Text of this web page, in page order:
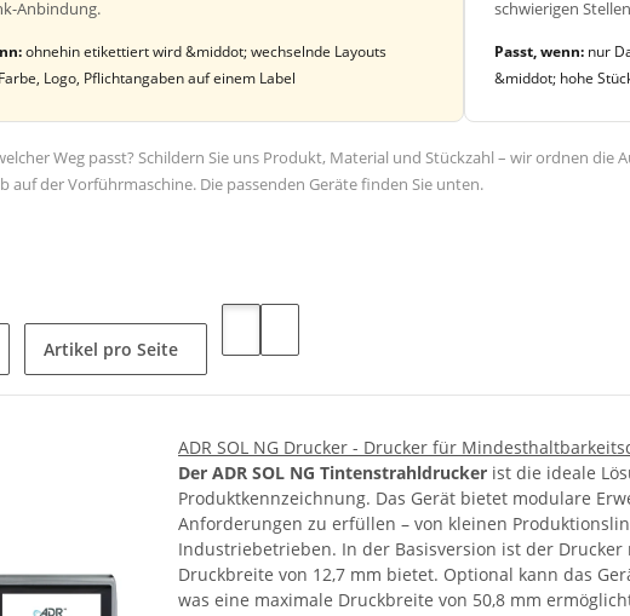
Anbindung.
ohnehin etikettiert wird &middot; wechselnde Layouts
Logo, Pflichtangaben auf einem Label
schwierigen
Passt, wenn: nur
&middot; hohe
Weg passt? Schildern Sie uns Produkt, Material und Stückzahl – wir ordnen die
auf der Vorführmaschine. Die passenden Geräte finden Sie unten.
Artikel pro Seite
ADR SOL NG Drucker - Drucker für
Der ADR SOL NG Tintenstrahldrucker ist die ideale
Produktkennzeichnung. Das Gerät bietet modulare
Anforderungen zu erfüllen – von kleinen
Industriebetrieben. In der Basisversion ist der
Druckbreite von 12,7 mm bietet. Optional kann das
was eine maximale Druckbreite von 50,8 mm